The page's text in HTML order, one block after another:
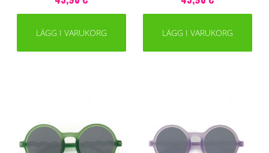
LÄGG I VARUKORG LÄGG I VARUKORG